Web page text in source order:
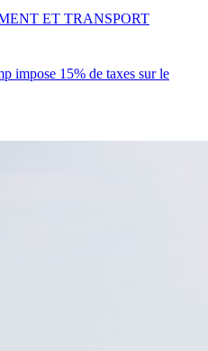
impose 15% de taxes sur le
ET TRANSPORT